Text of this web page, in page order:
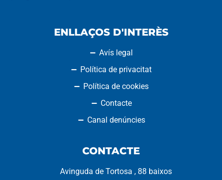
ENLLAÇOS D'INTERÈS
Avís legal
Política de privacitat
Política de cookies
Contacte
Canal denúncies
CONTACTE
Avinguda de Tortosa , 88 baixos